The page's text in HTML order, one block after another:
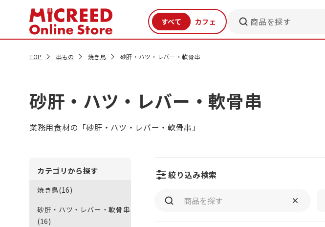
商品を探す
TOP 串もの 焼き鳥 砂肝・ハツ・レバー・軟骨串
砂肝・ハツ・レバー・軟骨串
業務用食材の「砂肝・ハツ・レバー・軟骨串」
絞り込み検索
カテゴリから探す
焼き鳥(16)
砂肝・ハツ・レバー・軟骨串
(16)